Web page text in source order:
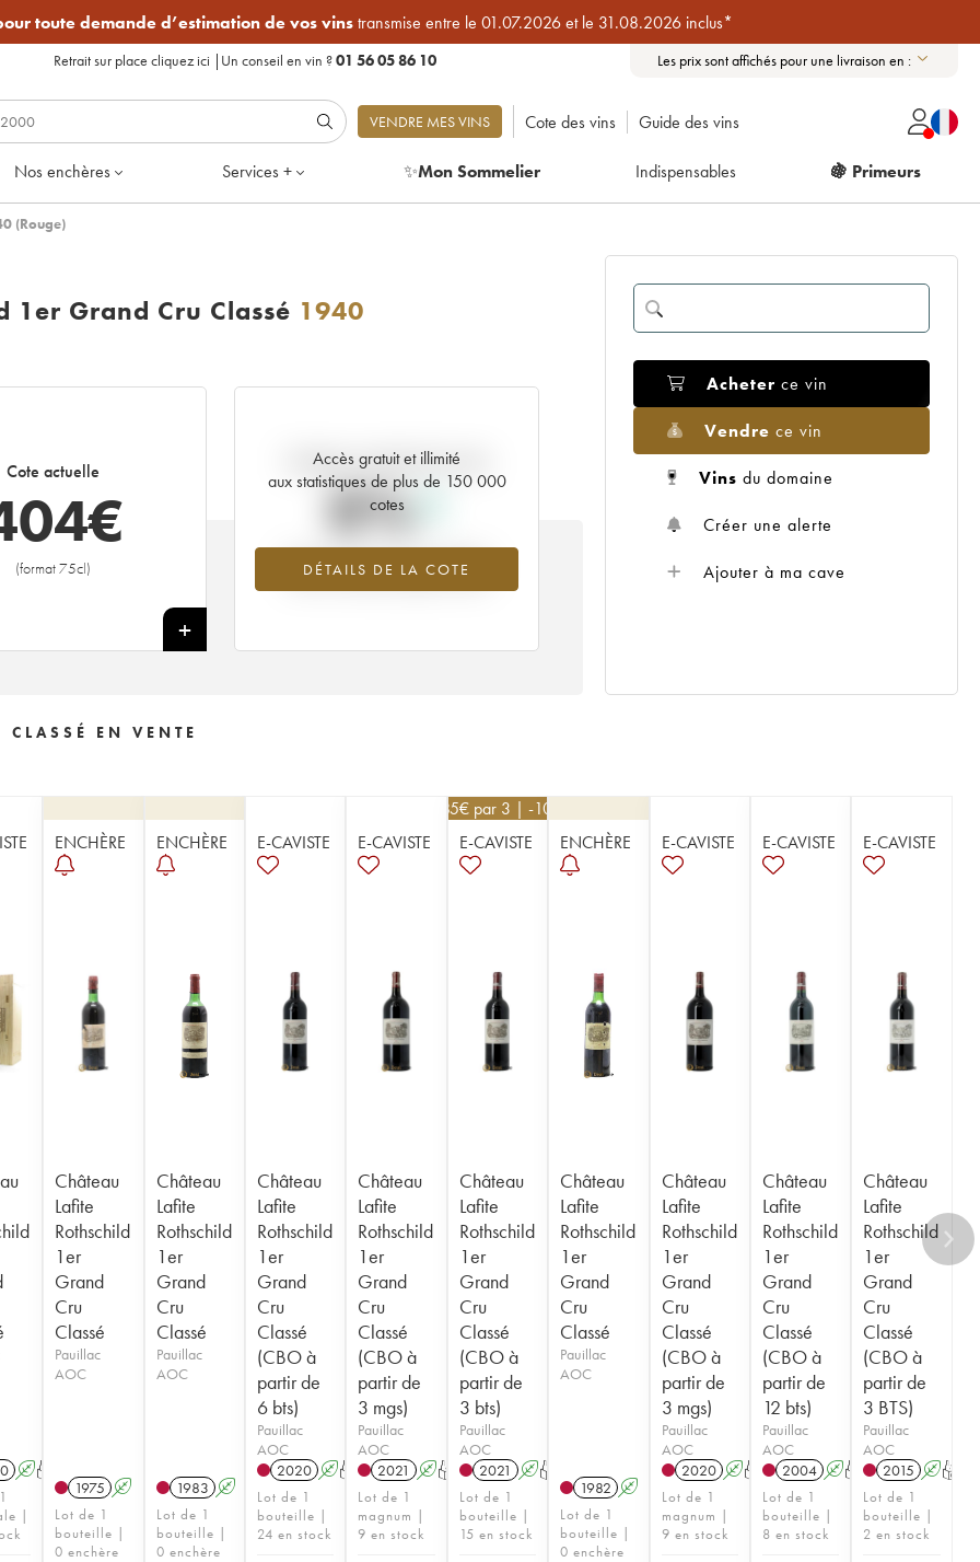
toute demande d’estimation de vos vinstransmise entre le 01.07.2026 et le 31.08.2026 inclus*
Retrait sur place cliquez ici | Un conseil en vin ?01 56 05 86 10 Les prix sont affichés pour une livraison en :
VENDRE MES VINS Cote des vins Guide des vins
Nos enchères Services + ✨Mon Sommelier Indispensables 🍇 Primeurs
(Rouge)
1er Grand Cru Classé 1940
Cote actuelle
€
(format 75cl)
+
Accès gratuit et illimité
aux statistiques de plus de 150 000
cotes
DÉTAILS DE LA COTE
Tendance actuelle de la cote
0%
Tendance à la hausse du millésime
1940 en 2026 par rapport à 2025
Acheter ce vin
Vendre ce vin
Vins du domaine
Créer une alerte
Ajouter à ma cave
EN VENTE
AT
|
ENCHÈRE
Château
Lafite
Rothschild
1er
Grand
Cru
Classé
Pauillac
AOC
1975 A
Lot de 1
bouteille |
0 enchère
ENCHÈRE
Château
Lafite
Rothschild
1er
Grand
Cru
Classé
Pauillac
AOC
1983 A
Lot de 1
bouteille |
0 enchère
E-CAVISTE
Château
Lafite
Rothschild
1er
Grand
Cru
Classé
(CBO à
partir de
6 bts)
Pauillac
AOC
2020 AT
Lot de 1
bouteille |
24 en stock
E-CAVISTE
Château
Lafite
Rothschild
1er
Grand
Cru
Classé
(CBO à
partir de
3 mgs)
Pauillac
AOC
2021
AT
Lot de 1
magnum |
9 en stock
585€ par 3 | -10%
E-CAVISTE
Château
Lafite
Rothschild
1er
Grand
Cru
Classé
(CBO à
partir de
3 bts)
Pauillac
AOC
2021 AT
Lot de 1
bouteille |
15 en stock
ENCHÈRE
Château
Lafite
Rothschild
1er
Grand
Cru
Classé
Pauillac
AOC
1982 A
Lot de 1
bouteille |
0 enchère
E-CAVISTE
Château
Lafite
Rothschild
1er
Grand
Cru
Classé
(CBO à
partir de
3 mgs)
Pauillac
AOC
2020 AT
Lot de 1
magnum |
9 en stock
E-CAVISTE
Château
Lafite
Rothschild
1er
Grand
Cru
Classé
(CBO à
partir de
12 bts)
Pauillac
AOC
2004 AT
Lot de 1
bouteille |
8 en stock
E-CAVISTE
Château
Lafite
Rothschild
1er
Grand
Cru
Classé
(CBO à
partir de
3 BTS)
Pauillac
AOC
2015 AT
Lot de 1
bouteille |
2 en stock